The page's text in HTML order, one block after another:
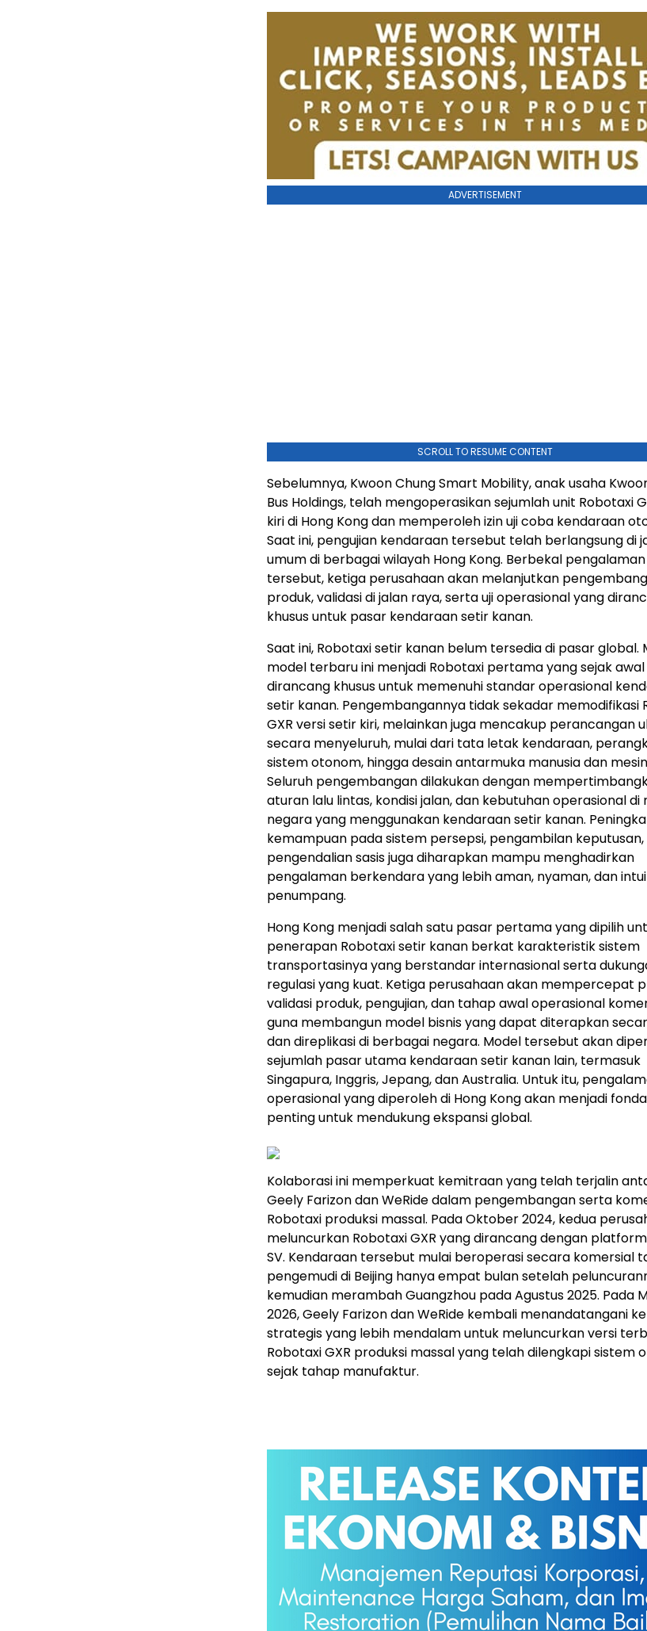
ADVERTISEMENT
SCROLL TO RESUME CONTENT
Sebelumnya, Kwoon Chung Smart Mobility, anak usaha
Bus Holdings, telah mengoperasikan sejumlah unit Robotaxi
kiri di Hong Kong dan memperoleh izin uji coba kendaraan
Saat ini, pengujian kendaraan tersebut telah berlangsung di
umum di berbagai wilayah Hong Kong. Berbekal pengalaman
tersebut, ketiga perusahaan akan melanjutkan
produk, validasi di jalan raya, serta uji operasional yang
khusus untuk pasar kendaraan setir kanan.
Saat ini, Robotaxi setir kanan belum tersedia di pasar global.
model terbaru ini menjadi Robotaxi pertama yang sejak awal
dirancang khusus untuk memenuhi standar operasional
setir kanan. Pengembangannya tidak sekadar memodifikasi
GXR versi setir kiri, melainkan juga mencakup perancangan
secara menyeluruh, mulai dari tata letak kendaraan,
sistem otonom, hingga desain antarmuka manusia dan
Seluruh pengembangan dilakukan dengan
aturan lalu lintas, kondisi jalan, dan kebutuhan operasional di
negara yang menggunakan kendaraan setir kanan.
kemampuan pada sistem persepsi, pengambilan keputusan,
pengendalian sasis juga diharapkan mampu menghadirkan
pengalaman berkendara yang lebih aman, nyaman, dan
penumpang.
Hong Kong menjadi salah satu pasar pertama yang dipilih
penerapan Robotaxi setir kanan berkat karakteristik sistem
transportasinya yang berstandar internasional serta
regulasi yang kuat. Ketiga perusahaan akan mempercepat
validasi produk, pengujian, dan tahap awal operasional
guna membangun model bisnis yang dapat diterapkan
dan direplikasi di berbagai negara. Model tersebut akan
sejumlah pasar utama kendaraan setir kanan lain, termasuk
Singapura, Inggris, Jepang, dan Australia. Untuk itu,
operasional yang diperoleh di Hong Kong akan menjadi
penting untuk mendukung ekspansi global.
Kolaborasi ini memperkuat kemitraan yang telah terjalin
Geely Farizon dan WeRide dalam pengembangan serta
Robotaxi produksi massal. Pada Oktober 2024, kedua
meluncurkan Robotaxi GXR yang dirancang dengan
SV. Kendaraan tersebut mulai beroperasi secara komersial
pengemudi di Beijing hanya empat bulan setelah
kemudian merambah Guangzhou pada Agustus 2025. Pada
2026, Geely Farizon dan WeRide kembali menandatangani
strategis yang lebih mendalam untuk meluncurkan versi
Robotaxi GXR produksi massal yang telah dilengkapi sistem
sejak tahap manufaktur.